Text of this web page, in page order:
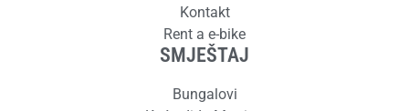
Kontakt
Rent a e-bike
SMJEŠTAJ
Bungalovi